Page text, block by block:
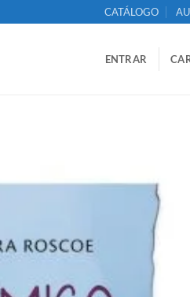
CATÁLOGO
ENTRAR